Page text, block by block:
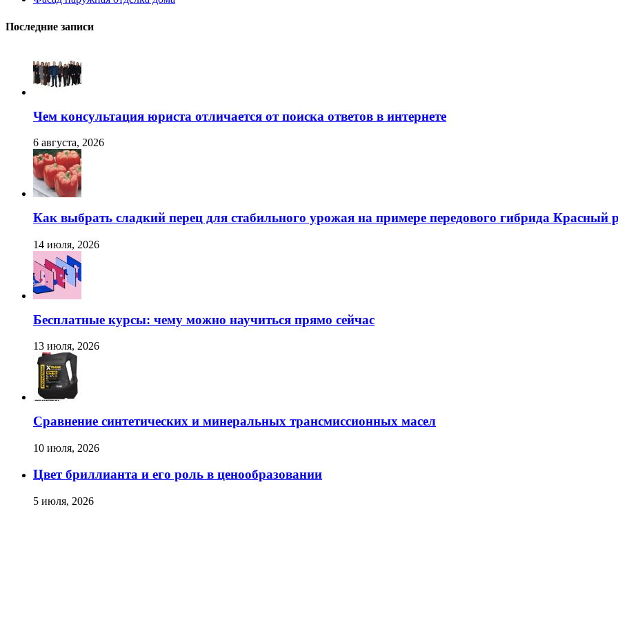
Последние записи
Чем консультация юриста отличается от поиска ответов в интернете
6 августа, 2026
Как выбрать сладкий перец для стабильного урожая на примере передового гибрида Красный
14 июля, 2026
Бесплатные курсы: чему можно научиться прямо сейчас
13 июля, 2026
Сравнение синтетических и минеральных трансмиссионных масел
10 июля, 2026
Цвет бриллианта и его роль в ценообразовании
5 июля, 2026